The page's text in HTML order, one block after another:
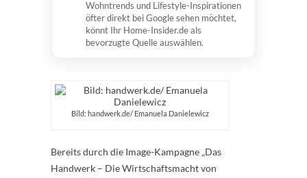
Wohntrends und Lifestyle-Inspirationen
öfter direkt bei Google sehen möchtet,
könnt Ihr Home-Insider.de als
bevorzugte Quelle auswählen.
Bild: handwerk.de/ Emanuela Danielewicz
Bereits durch die Image-Kampagne „Das
Handwerk – Die Wirtschaftsmacht von